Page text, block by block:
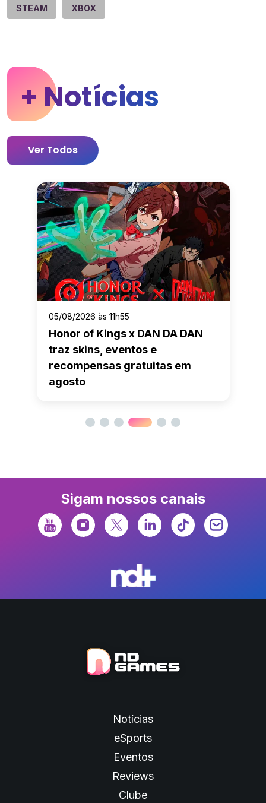
STEAM XBOX
+ Notícias
Ver Todos
05/08/2026 às 11h55
Honor of Kings x DAN DA DAN
traz skins, eventos e
recompensas gratuitas em
agosto
Sigam nossos canais
Notícias
eSports
Eventos
Reviews
Clube